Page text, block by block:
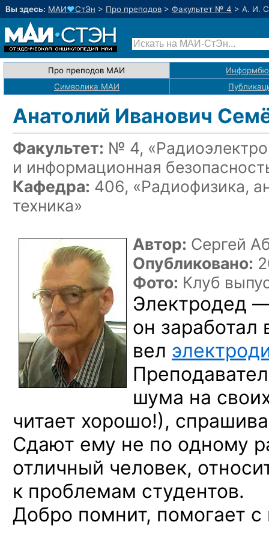
Вы здесь: МАИ♥СтЭн > Про преподов > Факультет № 4 > А. И.
Про преподов МАИ
Символика МАИ
Анатолий Иванович
Факультет: № 4,
и информационная
Кафедра: 406, «Радиофизика,
техника»
Автор: Сергей
Опубликовано:
Фото: Клуб
Электродед
он заработал
вел
шума на
читает хорошо!),
Сдают ему не по одному
отличный человек,
к проблемам студентов.
Добро помнит, помогает